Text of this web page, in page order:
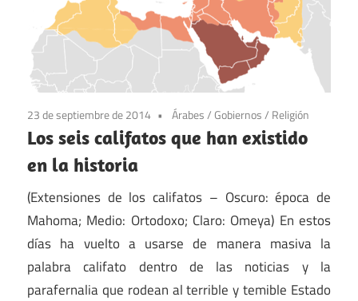
23 de septiembre de 2014 Árabes/Gobiernos/ Religión
Los seis califatos que han existido
en la historia
(Extensiones de los califatos – Oscuro: época de
Mahoma; Medio: Ortodoxo; Claro: Omeya) En estos
días ha vuelto a usarse de manera masiva la
palabra califato dentro de las noticias y la
parafernalia que rodean al terrible y temible Estado